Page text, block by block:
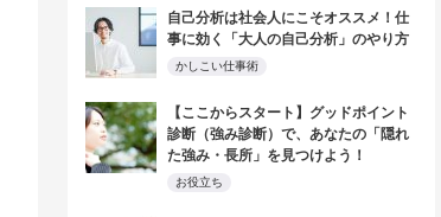
自己分析は社会人にこそオススメ！仕
事に効く「大人の自己分析」のやり方
かしこい仕事術
【ここからスタート】グッドポイント
診断（強み診断）で、あなたの「隠れ
た強み・長所」を見つけよう！
お役立ち